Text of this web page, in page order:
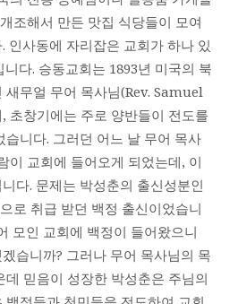
조해서 만든 맛집 식당들이 모여
인사동에 자리잡은 교회가 하나 있
다. 승동교회는 1893년 미국의 북
새무얼 무어 목사님(Rev. Samuel
초창기에는 주로 양반들이 전도를
니다. 그러던 어느 날 무어 목사
이 교회에 들어오게 되었는데, 이
다. 문제는 박성춘의 출신성분인
로 취급 받던 백정 출신이었습니
모인 교회에 백정이 들어왔으니
습니까? 그러나 무어 목사님의 목
믿음이 성장한 박성춘은 주님의